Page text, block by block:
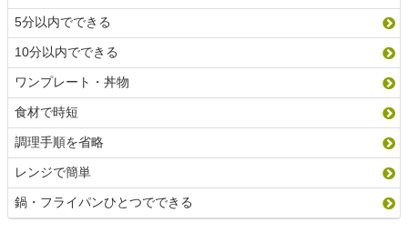
5分以内でできる
10分以内でできる
ワンプレート・丼物
食材で時短
調理手順を省略
レンジで簡単
鍋・フライパンひとつでできる